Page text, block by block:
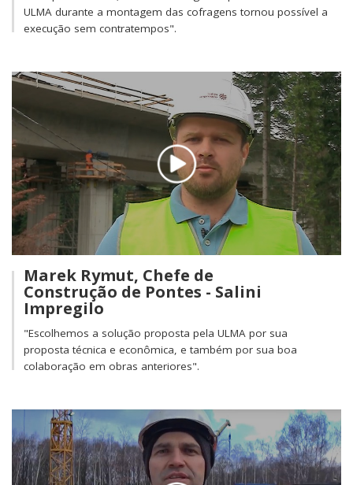
ULMA durante a montagem das cofragens tornou possível a
execução sem contratempos".
Marek Rymut, Chefe de
Construção de Pontes - Salini
Impregilo
"Escolhemos a solução proposta pela ULMA por sua
proposta técnica e econômica, e também por sua boa
colaboração em obras anteriores".